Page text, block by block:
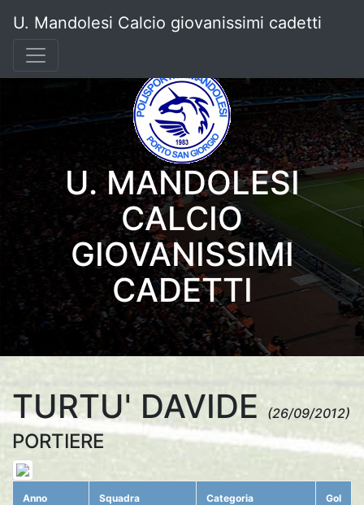
U. Mandolesi Calcio giovanissimi cadetti
U. MANDOLESI
CALCIO
GIOVANISSIMI
CADETTI
TURTU' DAVIDE (26/09/2012)
PORTIERE
Anno Squadra Categoria Gol